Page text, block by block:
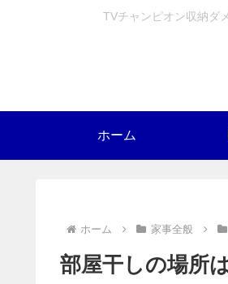
TVチャンピオン収納ダ
ホーム
ホーム 家事全般
部屋干しの場所